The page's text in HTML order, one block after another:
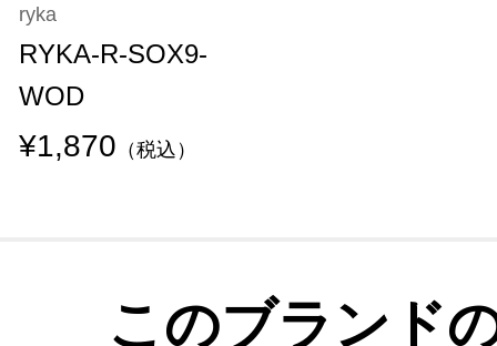
ryka
RYKA-R-SOX9-
WOD
¥1,870 （税込）
このブランド